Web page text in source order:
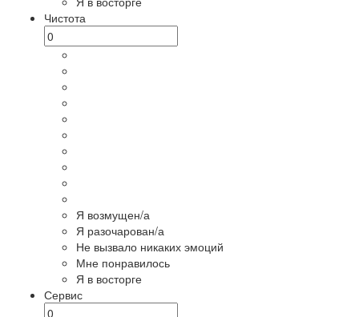
Чистота
Я возмущен/а
Я разочарован/а
Не вызвало никаких эмоций
Мне понравилось
Я в восторге
Сервис